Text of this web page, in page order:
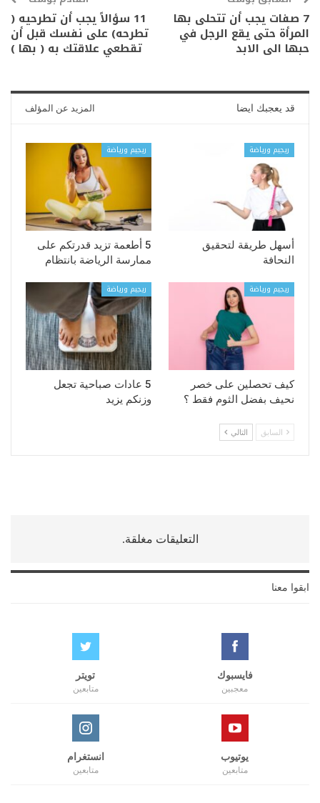
7 صفات يجب أن تتحلى بها
المرأة حتى يقع الرجل في
حبها الى الابد
11 سؤالاً يجب أن تطرحيه (
تطرحه) على نفسك قبل أن
تقطعي علاقتك به ( بها )
قد يعجبك ايضا المزيد عن المؤلف
ريجيم ورياضة
أسهل طريقة لتحقيق
النحافة
ريجيم ورياضة
5 أطعمة تزيد قدرتكم على
ممارسة الرياضة بانتظام
ريجيم ورياضة
كيف تحصلين على خصر
نحيف بفضل الثوم فقط ؟
ريجيم ورياضة
5 عادات صباحية تجعل
وزنكم يزيد
السابق التالي
التعليقات مغلقة.
ابقوا معنا
فايسبوك
معجبين
تويتر
متابعين
يوتيوب
متابعين
انستغرام
متابعين